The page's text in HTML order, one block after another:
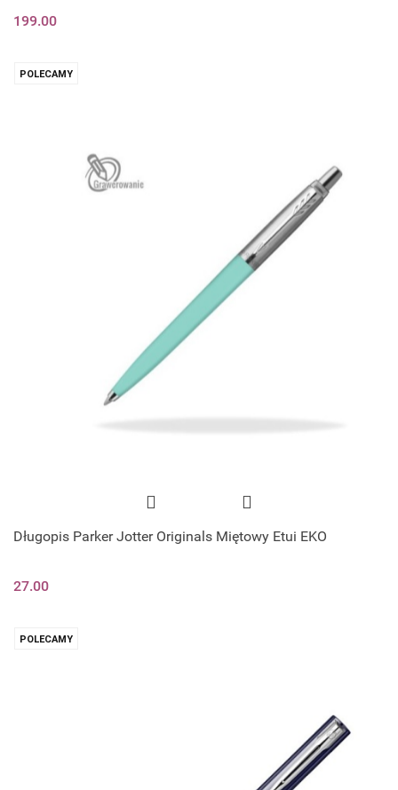
199.00
POLECAMY
Długopis Parker Jotter Originals Miętowy Etui EKO
27.00
POLECAMY